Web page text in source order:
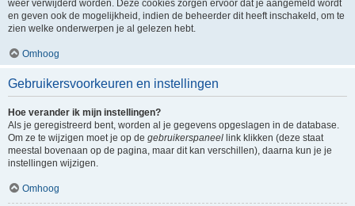
weer verwijderd worden. Deze cookies zorgen ervoor dat je aangemeld wordt
en geven ook de mogelijkheid, indien de beheerder dit heeft inschakeld, om te
zien welke onderwerpen je al gelezen hebt.
Omhoog
Gebruikersvoorkeuren en instellingen
Hoe verander ik mijn instellingen?
Als je geregistreerd bent, worden al je gegevens opgeslagen in de database.
Om ze te wijzigen moet je op de gebruikerspaneel link klikken (deze staat
meestal bovenaan op de pagina, maar dit kan verschillen), daarna kun je je
instellingen wijzigen.
Omhoog